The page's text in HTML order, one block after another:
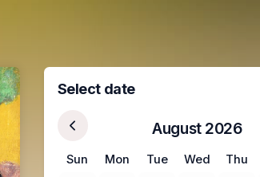
Select date
August 2026
Sun Mon Tue Wed Thu